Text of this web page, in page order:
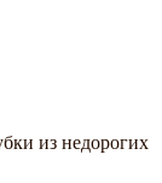
из недорогих